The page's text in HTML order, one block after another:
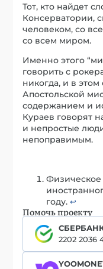
Тот, кто найдет
Консерватории,
человеком, со
со всем миром.
Именно этого
говорить с
никогда, и в
Апостольской
содержанием и
Кураев говорят
и непростые
непоправимым.
году.↩︎
Помочь проекту
2202 2036